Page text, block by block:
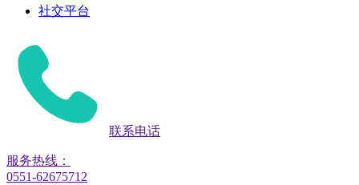
社交平台
联系电话
服务热线：
0551-62675712